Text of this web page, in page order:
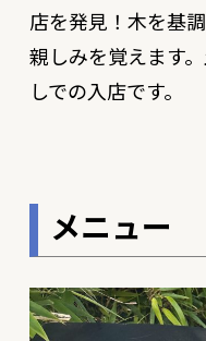
店を発見！木を基
親しみを覚えます
しでの入店です。
メニュー